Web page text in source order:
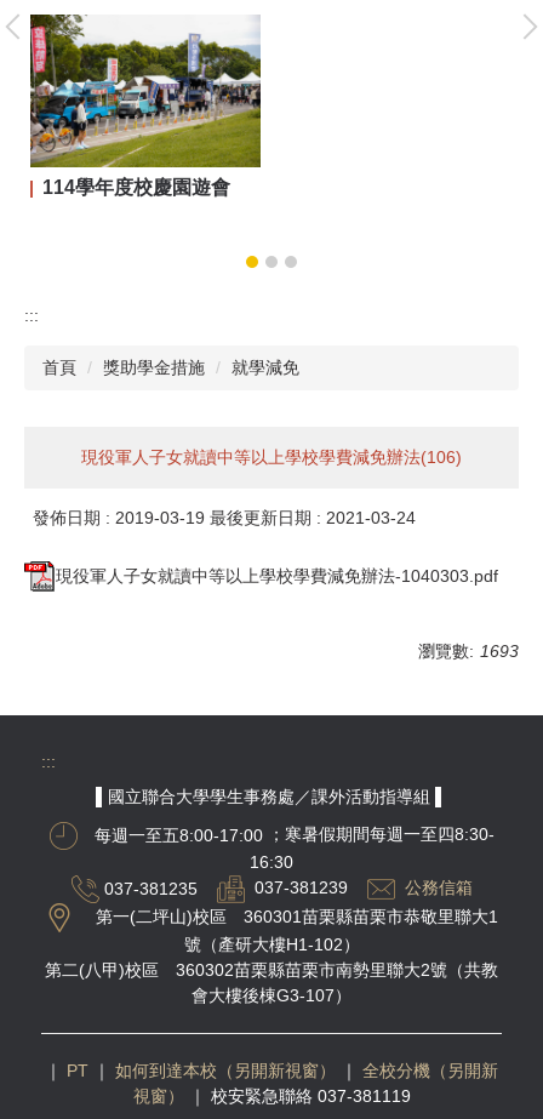
114學年度校慶園遊會
:::
首頁 獎助學金措施 就學減免
現役軍人子女就讀中等以上學校學費減免辦法(106)
發佈日期 : 2019-03-19 最後更新日期 : 2021-03-24
現役軍人子女就讀中等以上學校學費減免辦法-1040303.pdf
瀏覽數: 1693
:::
▌國立聯合大學學生事務處／課外活動指導組 ▌
每週一至五8:00-17:00
；寒暑假期間每週一至四8:30-
16:30
037-381235
037-381239
公務信箱
第一(二坪山)校區 360301苗栗縣苗栗市恭敬里聯大1
號（產研大樓H1-102）
第二(八甲)校區 360302苗栗縣苗栗市南勢里聯大2號（共教
會大樓後棟G3-107）
｜ PT ｜ 如何到達本校（另開新視窗） ｜ 全校分機（另開新
視窗）
｜ 校安緊急聯絡 037-381119